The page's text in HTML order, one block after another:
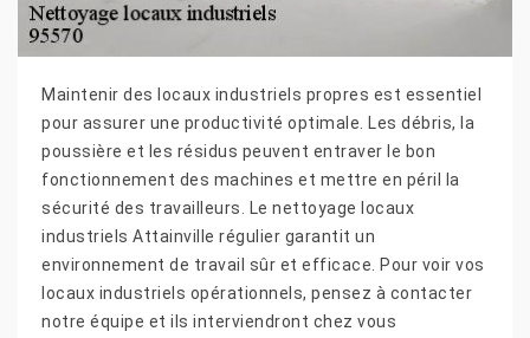
Maintenir des locaux industriels propres est essentiel
pour assurer une productivité optimale. Les débris, la
poussière et les résidus peuvent entraver le bon
fonctionnement des machines et mettre en péril la
sécurité des travailleurs. Le nettoyage locaux
industriels Attainville régulier garantit un
environnement de travail sûr et efficace. Pour voir vos
locaux industriels opérationnels, pensez à contacter
notre équipe et ils interviendront chez vous